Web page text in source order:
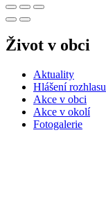
Život v obci
Aktuality
Hlášení rozhlasu
Akce v obci
Akce v okolí
Fotogalerie